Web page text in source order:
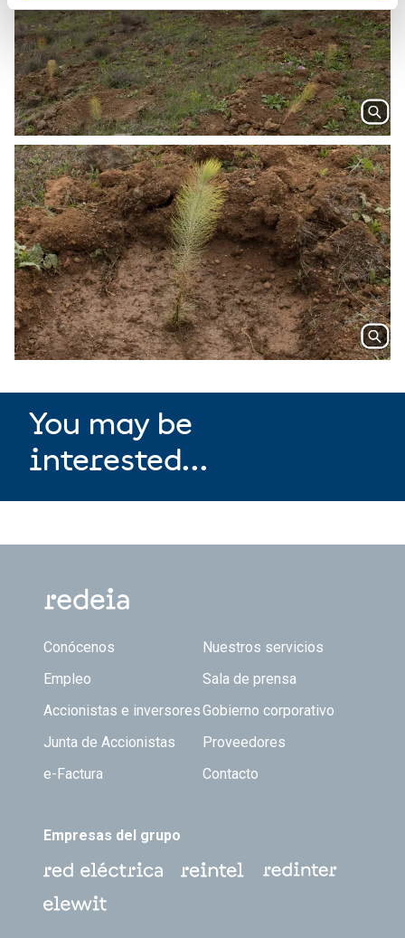
You may be
interested...
Footer TOP
Conócenos
Nuestros servicios
Empleo
Sala de prensa
Accionistas e inversoresGobierno corporativo
Junta de Accionistas
Proveedores
e-Factura
Contacto
Empresas del grupo